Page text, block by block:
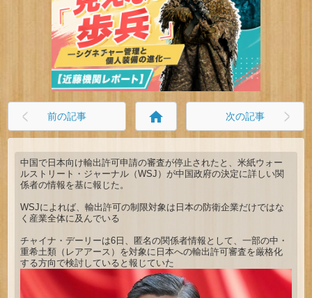
前の記事 home 次の記事
中国で日本向け輸出許可申請の審査が停止されたと、米紙ウォー
ルストリート・ジャーナル（WSJ）が中国政府の決定に詳しい関
係者の情報を基に報じた。
WSJによれば、輸出許可の制限対象は日本の防衛企業だけではな
く産業全体に及んでいる
チャイナ・デーリーは6日、匿名の関係者情報として、一部の中・
重希土類（レアアース）を対象に日本への輸出許可審査を厳格化
する方向で検討していると報じていた